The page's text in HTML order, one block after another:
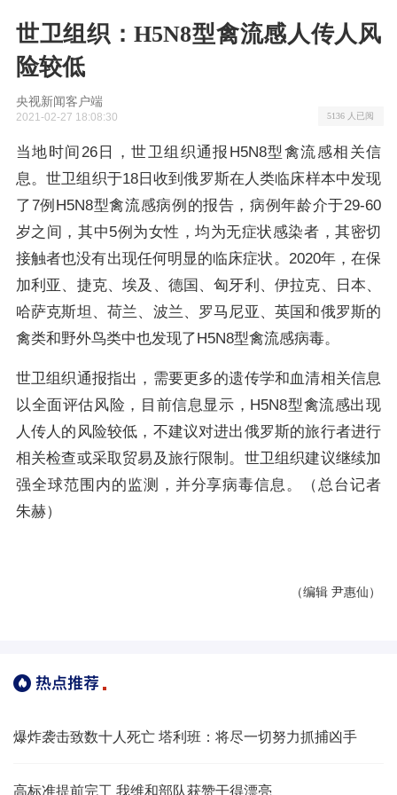
世卫组织：H5N8型禽流感人传人风
险较低
央视新闻客户端
2021-02-27 18:08:30 5136 人已阅
当地时间26日，世卫组织通报H5N8型禽流感相关信
息。世卫组织于18日收到俄罗斯在人类临床样本中发现
了7例H5N8型禽流感病例的报告，病例年龄介于29-60
岁之间，其中5例为女性，均为无症状感染者，其密切
接触者也没有出现任何明显的临床症状。2020年，在保
加利亚、捷克、埃及、德国、匈牙利、伊拉克、日本、
哈萨克斯坦、荷兰、波兰、罗马尼亚、英国和俄罗斯的
禽类和野外鸟类中也发现了H5N8型禽流感病毒。
世卫组织通报指出，需要更多的遗传学和血清相关信息
以全面评估风险，目前信息显示，H5N8型禽流感出现
人传人的风险较低，不建议对进出俄罗斯的旅行者进行
相关检查或采取贸易及旅行限制。世卫组织建议继续加
强全球范围内的监测，并分享病毒信息。（总台记者
朱赫）
（编辑 尹惠仙）
爆炸袭击致数十人死亡 塔利班：将尽一切努力抓捕凶手
高标准提前完工 我维和部队获赞干得漂亮